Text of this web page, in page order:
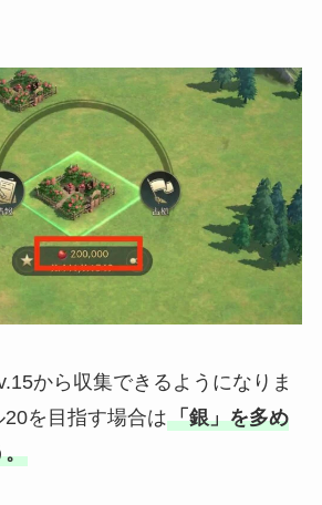
から収集できるようになりま
を目指す場合は「銀」を多め
。